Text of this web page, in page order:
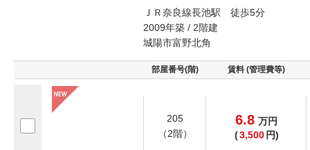
ＪＲ奈良線長池駅 徒歩5分
2009年築 / 2階建
城陽市富野北角
部屋番号(階) 賃料 (管理費等)
205
（2階）
6.8 万円
(3,500 円)